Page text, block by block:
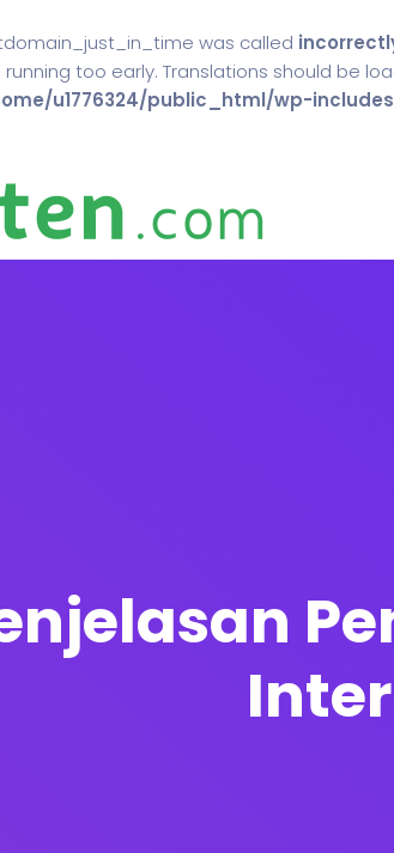
was called
too early. Translations should be
u1776324/public_html/wp-